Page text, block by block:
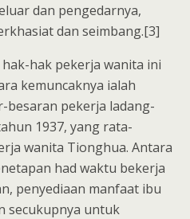
dan pengedarnya,
dan seimbang.[3]
hak pekerja wanita ini
kemuncaknya ialah
besaran pekerja ladang-
1937, yang rata-
wanita Tionghua. Antara
had waktu bekerja
penyediaan manfaat ibu
secukupnya untuk